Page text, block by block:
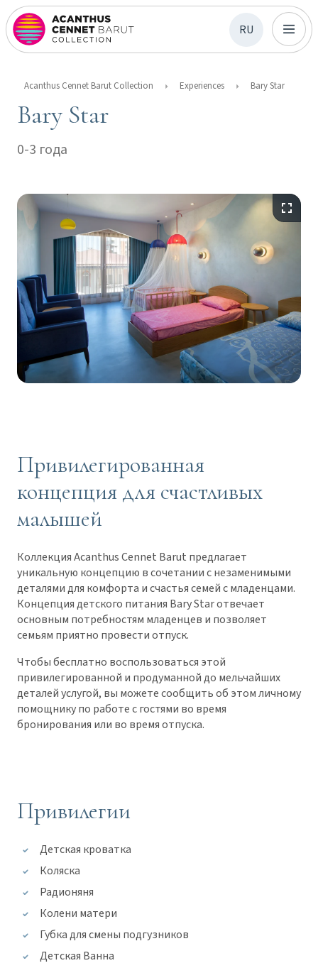
RU
Acanthus Cennet Barut Collection Experiences Bary Star
Bary Star
0-3 года
Привилегированная
концепция для счастливых
малышей
Коллекция Acanthus Cennet Barut предлагает
уникальную концепцию в сочетании с незаменимыми
деталями для комфорта и счастья семей с младенцами.
Концепция детского питания Bary Star отвечает
основным потребностям младенцев и позволяет
семьям приятно провести отпуск.
Чтобы бесплатно воспользоваться этой
привилегированной и продуманной до мельчайших
деталей услугой, вы можете сообщить об этом личному
помощнику по работе с гостями во время
бронирования или во время отпуска.
Привилегии
Детская кроватка
Коляска
Радионяня
Колени матери
Губка для смены подгузников
Детская Ванна